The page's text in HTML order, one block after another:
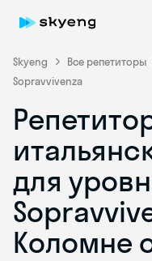
Skyeng Все репетиторы
Sopravvivenza
для
Коломне
Skyeng Chat